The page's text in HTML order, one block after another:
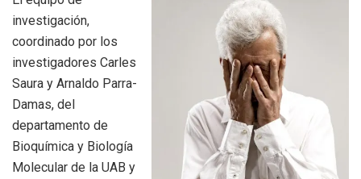
investigación,
coordinado por los
investigadores Carles
Saura y Arnaldo Parra-
Damas, del
departamento de
Bioquímica y Biología
Molecular de la UAB y